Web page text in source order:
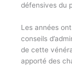
défensives du
Les années
conseils
de cette
apporté des